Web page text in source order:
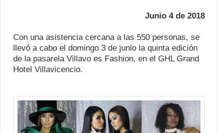
Junio 4 de 2018
Con una asistencia cercana a las 550 personas, se
llevó a cabo el domingo 3 de junio la quinta edición
de la pasarela Villavo es Fashion, en el GHL Grand
Hotel Villavicencio.